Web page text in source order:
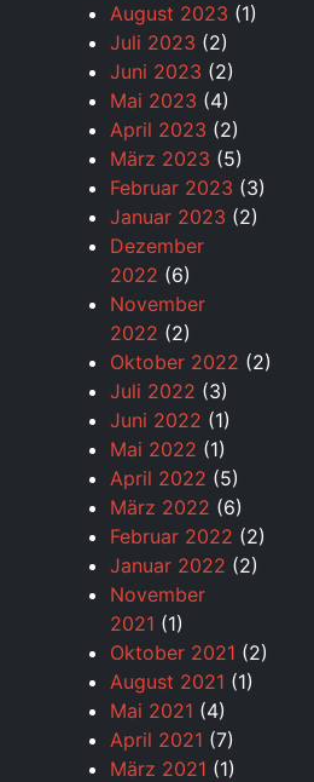
August 2023 (1)
Juli 2023 (2)
Juni 2023 (2)
Mai 2023 (4)
April 2023 (2)
März 2023 (5)
Februar 2023 (3)
Januar 2023 (2)
Dezember
2022 (6)
November
2022 (2)
Oktober 2022 (2)
Juli 2022 (3)
Juni 2022 (1)
Mai 2022 (1)
April 2022 (5)
März 2022 (6)
Februar 2022 (2)
Januar 2022 (2)
November
2021 (1)
Oktober 2021 (2)
August 2021 (1)
Mai 2021 (4)
April 2021 (7)
März 2021 (1)